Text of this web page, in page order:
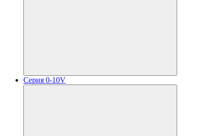
Серия 0-10V